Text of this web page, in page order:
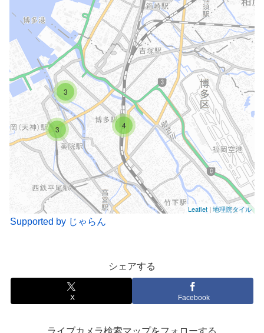
4
3
3
Leaflet | 地理院タイル
Supported by じゃらん
シェアする
X Facebook